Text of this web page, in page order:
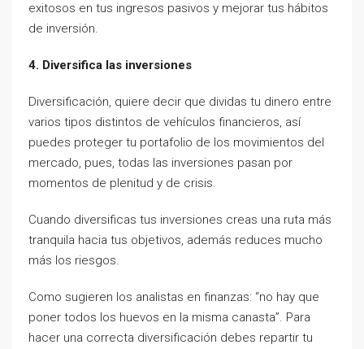
exitosos en tus ingresos pasivos y mejorar tus hábitos
de inversión.
4. Diversifica las inversiones
Diversificación, quiere decir que dividas tu dinero entre
varios tipos distintos de vehículos financieros, así
puedes proteger tu portafolio de los movimientos del
mercado, pues, todas las inversiones pasan por
momentos de plenitud y de crisis.
Cuando diversificas tus inversiones creas una ruta más
tranquila hacia tus objetivos, además reduces mucho
más los riesgos.
Como sugieren los analistas en finanzas: “no hay que
poner todos los huevos en la misma canasta”. Para
hacer una correcta diversificación debes repartir tu